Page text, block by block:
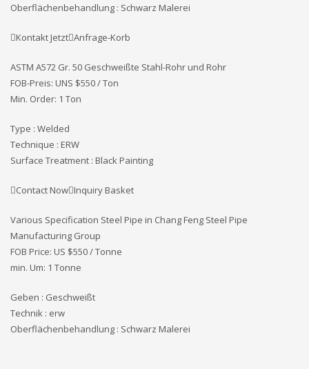
Oberflächenbehandlung : Schwarz Malerei
Kontakt JetztAnfrage-Korb
ASTM A572 Gr. 50 Geschweißte Stahl-Rohr und Rohr
FOB-Preis: UNS $550 / Ton
Min. Order: 1 Ton
Type : Welded
Technique : ERW
Surface Treatment : Black Painting
Contact NowInquiry Basket
Various Specification Steel Pipe in Chang Feng Steel Pipe
Manufacturing Group
FOB Price: US $550 / Tonne
min. Um: 1 Tonne
Geben : Geschweißt
Technik : erw
Oberflächenbehandlung : Schwarz Malerei